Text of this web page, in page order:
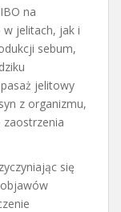
na
jelitach, jak i
sebum,
jelitowy
z organizmu,
zaostrzenia
się